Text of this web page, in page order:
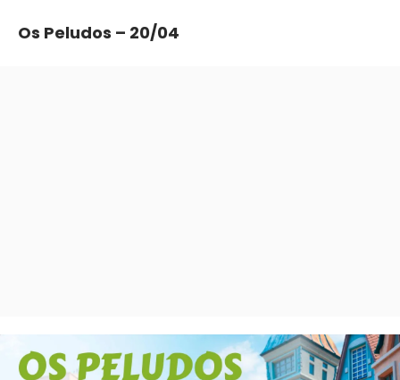
Os Peludos – 20/04